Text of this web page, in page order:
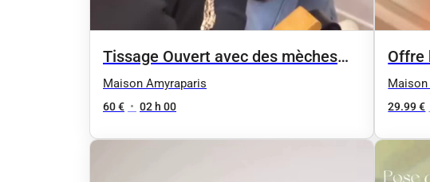
Tissage Ouvert avec des mèches
neuves
Maison Amyraparis
60 € • 02 h 00
Offre
29.99 €